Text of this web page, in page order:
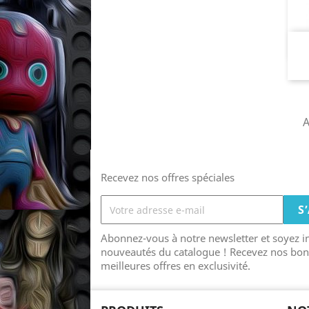
Recevez nos offres spéciales
Abonnez-vous à notre newsletter et soyez
nouveautés du catalogue ! Recevez nos
meilleures offres en exclusivité.